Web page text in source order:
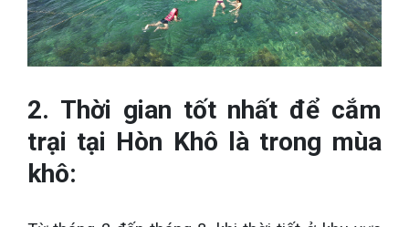
2. Thời gian tốt nhất để cắm
trại tại Hòn Khô là trong mùa
khô: